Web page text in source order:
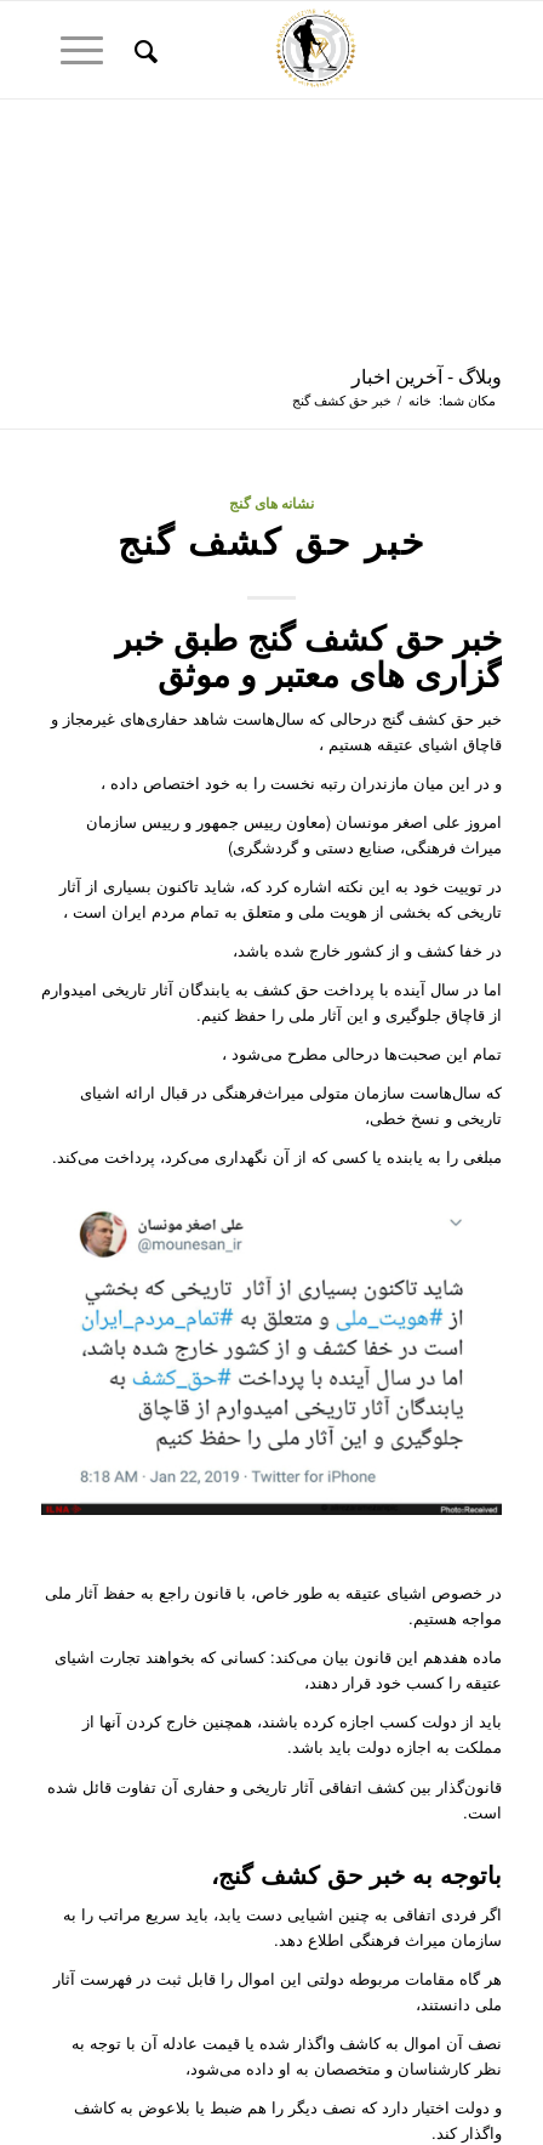
وبلاگ - آخرین اخبار
مکان شما: خانه / خبر حق کشف گنج
نشانه های گنج
خبر حق کشف گنج
خبر حق کشف گنج طبق خبر
گزاری های معتبر و موثق
خبر حق کشف گنج درحالی که سال‌هاست شاهد حفاری‌های غیرمجاز و
قاچاق اشیای عتیقه هستیم ،
و در این میان مازندران رتبه نخست را به خود اختصاص داده ،
امروز علی اصغر مونسان (معاون رییس جمهور و رییس سازمان
میراث فرهنگی، صنایع دستی و گردشگری)
در توییت خود به این نکته اشاره کرد که، شاید تاکنون بسیاری از آثار
تاریخی که بخشی از هویت ملی و متعلق به تمام مردم ایران است ،
در خفا کشف و از کشور خارج شده باشد،
اما در سال آینده با پرداخت حق کشف به یابندگان آثار تاریخی امیدوارم
از قاچاق جلوگیری و این آثار ملی را حفظ کنیم.
تمام این صحبت‌ها درحالی مطرح می‌شود ،
که سال‌هاست سازمان متولی میراث‌فرهنگی در قبال ارائه اشیای
تاریخی و نسخ خطی،
مبلغی را به یابنده یا کسی که از آن نگهداری می‌کرد، پرداخت می‌کند.
در خصوص اشیای عتیقه به ‌طور خاص، با قانون راجع به حفظ آثار ملی
مواجه هستیم.
ماده هفدهم این قانون بیان می‌کند: کسانی که بخواهند تجارت اشیای
عتیقه را کسب خود قرار دهند،
باید از دولت کسب اجازه کرده باشند، همچنین خارج کردن آنها از
مملکت به اجازه دولت باید باشد.
قانون‌گذار بین کشف اتفاقی آثار تاریخی و حفاری آن تفاوت قائل شده
است.
باتوجه به خبر حق کشف گنج،
اگر فردی اتفاقی به چنین اشیایی دست یابد، باید سریع مراتب را به
سازمان میراث فرهنگی اطلاع دهد.
هر گاه مقامات مربوطه دولتی این اموال را قابل ثبت در فهرست آثار
ملی دانستند،
نصف آن اموال به کاشف واگذار شده یا قیمت عادله آن با توجه به
نظر کارشناسان و متخصصان به او داده می‌شود،
و دولت اختیار دارد که نصف دیگر را هم ضبط یا بلاعوض به کاشف
واگذار کند.